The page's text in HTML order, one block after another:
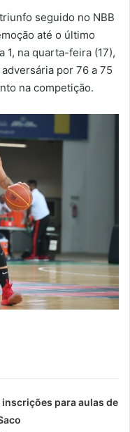
seguido no NBB
até o último
1, na quarta-feira (17),
por 76 a 75
na competição.
para aulas de